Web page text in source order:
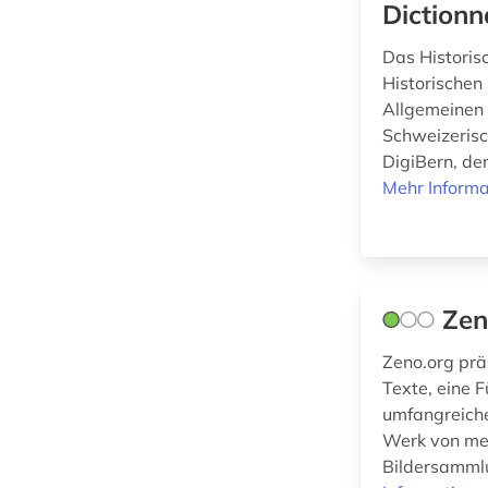
Das
Allgemeinen
DigiBern,
Mehr
Zeno.org
Texte, eine
Werk von